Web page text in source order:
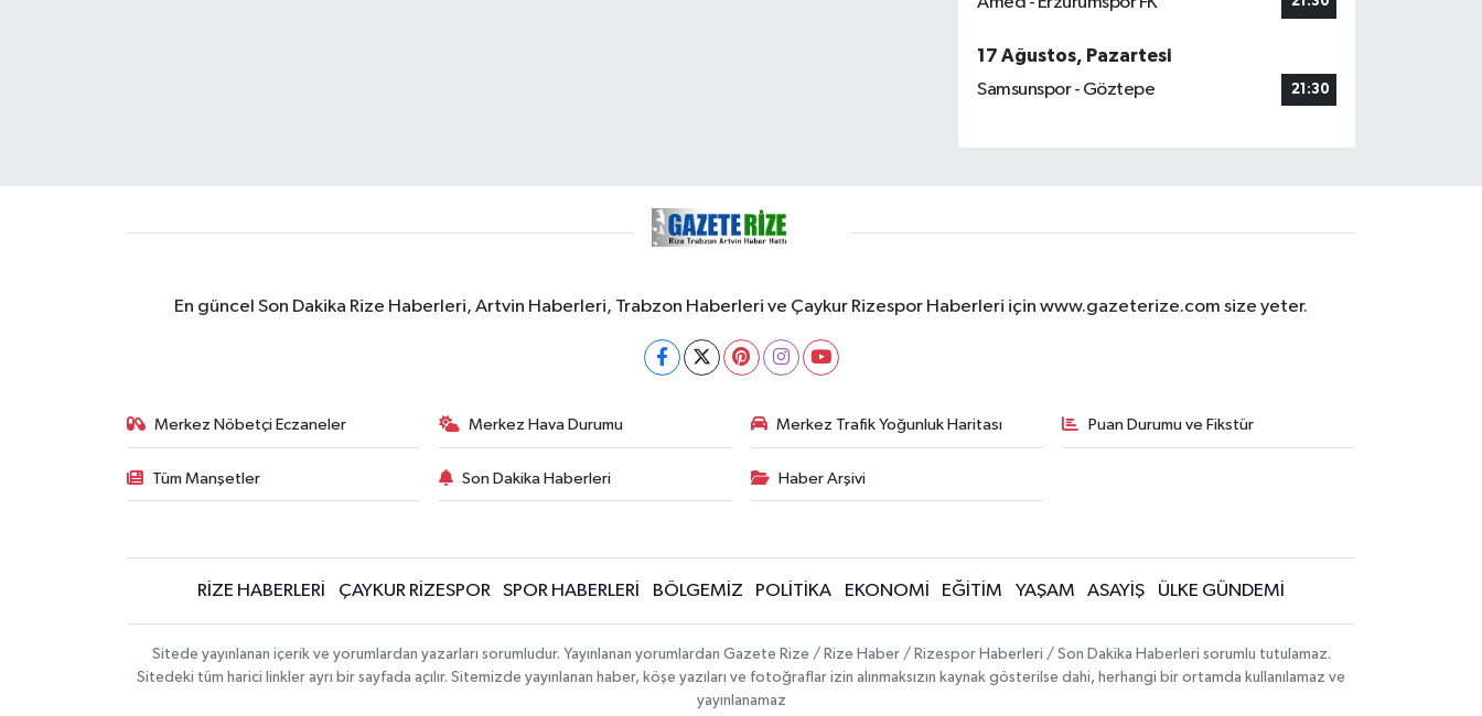
17 Ağustos, Pazartesi
Samsunspor - Göztepe
21:30
En güncel Son Dakika Rize Haberleri, Artvin Haberleri, Trabzon Haberleri ve Çaykur Rizespor Haberleri için www.gazeterize.com size yeter.
Merkez Nöbetçi Eczaneler Merkez Hava Durumu Merkez Trafik Yoğunluk Haritası Puan Durumu ve Fikstür
Tüm Manşetler Son Dakika Haberleri Haber Arşivi
RİZE HABERLERİ ÇAYKUR RİZESPOR SPOR HABERLERİ BÖLGEMİZ POLİTİKA EKONOMİ EĞİTİM YAŞAM ASAYİŞ ÜLKE GÜNDEMİ
Sitede yayınlanan içerik ve yorumlardan yazarları sorumludur. Yayınlanan yorumlardan Gazete Rize / Rize Haber / Rizespor Haberleri / Son Dakika Haberleri sorumlu tutulamaz.
Sitedeki tüm harici linkler ayrı bir sayfada açılır. Sitemizde yayınlanan haber, köşe yazıları ve fotoğraflar izin alınmaksızın kaynak gösterilse dahi, herhangi bir ortamda kullanılamaz ve
yayınlanamaz